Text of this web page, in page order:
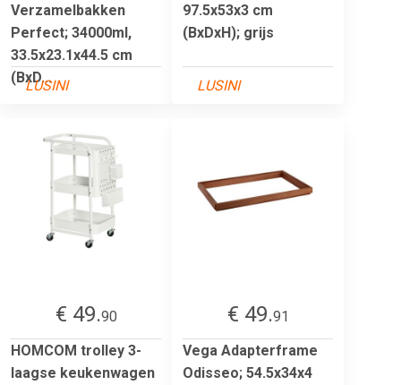
Verzamelbakken
Perfect; 34000ml,
33.5x23.1x44.5 cm
(BxD...
LUSINI
97.5x53x3 cm
(BxDxH); grijs
LUSINI
€ 49.90
HOMCOM trolley 3-
laagse keukenwagen
€ 49.91
Vega Adapterframe
Odisseo; 54.5x34x4